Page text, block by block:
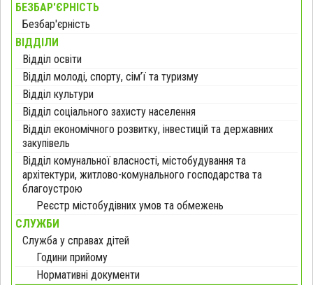
БЕЗБАР'ЄРНІСТЬ
Безбар'єрність
ВІДДІЛИ
Відділ освіти
Відділ молоді, спорту, сім’ї та туризму
Відділ культури
Відділ соціального захисту населення
Відділ економічного розвитку, інвестицій та державних
закупівель
Відділ комунальної власності, містобудування та
архітектури, житлово-комунального господарства та
благоустрою
Реєстр містобудівних умов та обмежень
СЛУЖБИ
Служба у справах дітей
Години прийому
Нормативні документи